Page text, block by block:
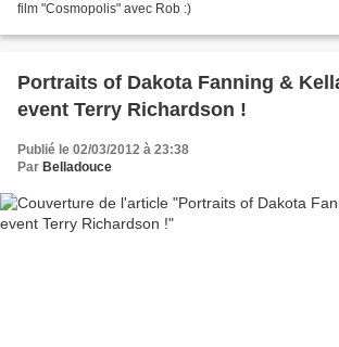
film "Cosmopolis" avec Rob :)
Portraits of Dakota Fanning &
event Terry Richardson !
Publié le 02/03/2012 à 23:38
Par Belladouce